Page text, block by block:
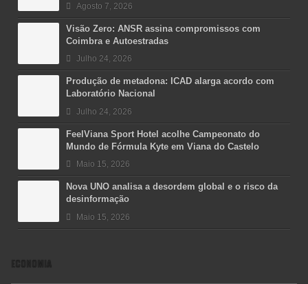
Agosto 7, 2026
Visão Zero: ANSR assina compromissos com
Coimbra e Autoestradas
Julho 24, 2026
Produção de metadona: ICAD alarga acordo com
Laboratório Nacional
Julho 24, 2026
FeelViana Sport Hotel acolhe Campeonato do
Mundo de Fórmula Kyte em Viana do Castelo
Maio 15, 2026
Nova UNO analisa a desordem global e o risco da
desinformação
Maio 15, 2026
ECONOMIA